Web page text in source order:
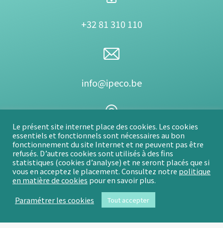
+32 81 310 110
info@ipeco.be
IPECO SRL
Rue de Gembloux 89
B-5002 Namur
© By Poush
Menu du bas
Le présent site internet place des cookies. Les cookies
essentiels et fonctionnels sont nécessaires au bon
fonctionnement du site Internet et ne peuvent pas être
refusés. D’autres cookies sont utilisés à des fins
statistiques (cookies d’analyse) et ne seront placés que si
vous en acceptez le placement. Consultez notre politique
en matière de cookies pour en savoir plus.
Paramétrer les cookies
Tout accepter